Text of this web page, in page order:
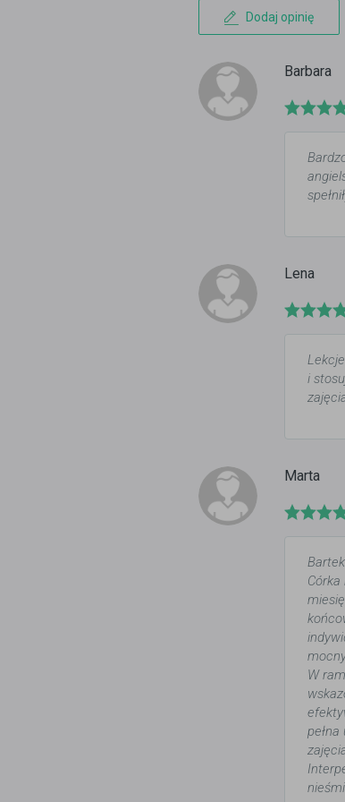
Dodaj opinię
Barbara
Lena
i
Marta
W